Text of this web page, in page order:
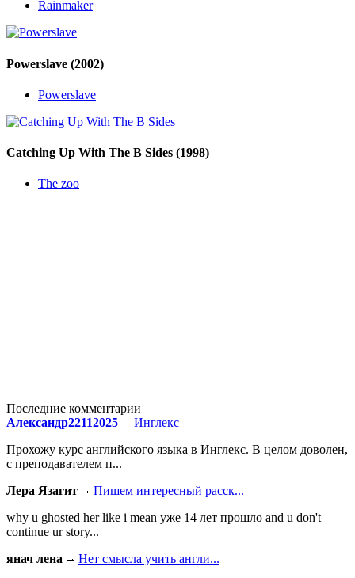
Rainmaker
Powerslave (2002)
Powerslave
Catching Up With The B Sides (1998)
The zoo
Последние комментарии
Александр22112025
Инглекс
Прохожу курс английского языка в Инглекс. В целом доволен,
с преподавателем п...
Лера Язагит
Пишем интересный расск...
why u ghosted her like i mean уже 14 лет прошло and u don't
continue ur story...
янач лена
Нет смысла учить англи...